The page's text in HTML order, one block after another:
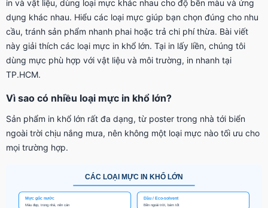
in và vật liệu, dùng loại mực khác nhau cho độ bền màu và ứng
dụng khác nhau. Hiểu các loại mực giúp bạn chọn đúng cho nhu
cầu, tránh sản phẩm nhanh phai hoặc trả chi phí thừa. Bài viết
này giải thích các loại mực in khổ lớn. Tại in lấy liền, chúng tôi
dùng mực phù hợp với vật liệu và môi trường, in nhanh tại
TP.HCM.
Vì sao có nhiều loại mực in khổ lớn?
Sản phẩm in khổ lớn rất đa dạng, từ poster trong nhà tới biển
ngoài trời chịu nắng mưa, nên không một loại mực nào tối ưu cho
mọi trường hợp.